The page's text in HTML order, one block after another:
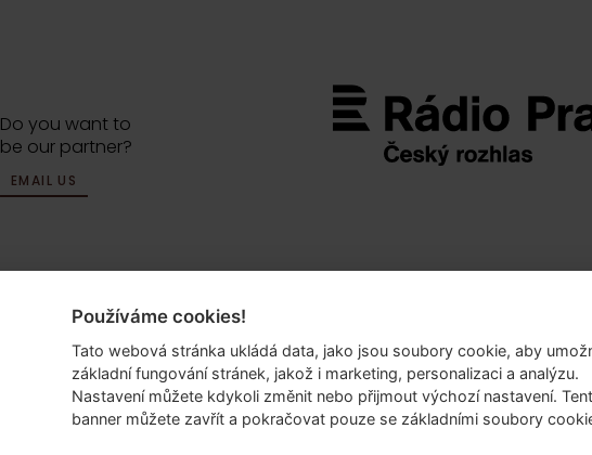
Do you want to
be our partner?
EMAIL US
Buzulucká 569/10
160 00 Praha 6
Česká republika
Používáme cookies!
Tato webová stránka ukládá data, jako jsou soubory cookie, aby
základní fungování stránek, jakož i marketing, personalizaci a analýzu.
Nastavení můžete kdykoli změnit nebo přijmout výchozí nastavení.
banner můžete zavřít a pokračovat pouze se základními soubory